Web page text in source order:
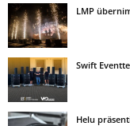
LMP
Swift
Helu